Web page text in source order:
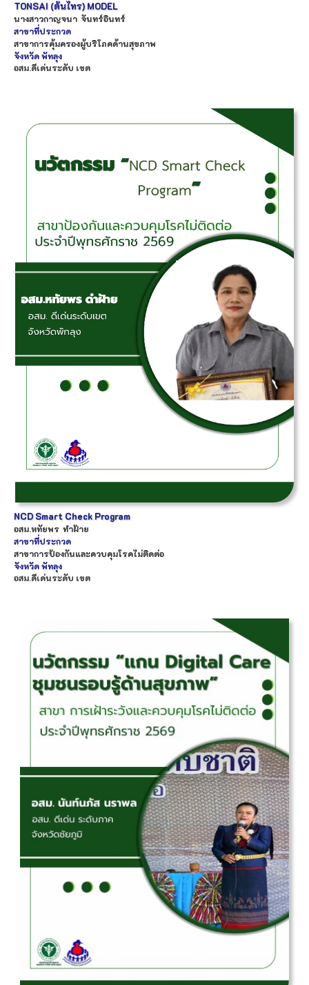
TONSAI (ต้นไทร) MODEL
นางสาวกาญจนา จันทร์อินทร์
สาขาที่ประกวด
สาขาการคุ้มครองผู้บริโภคด้านสุขภาพ
จังหวัดพัทลุง
อสม.ดีเด่นระดับ เขต
NCD Smart Check Program
อสม.หทัยพร ทำฝ้าย
สาขาที่ประกวด
สาขาการป้องกันและควบคุมโรคไม่ติดต่อ
จังหวัดพัทลุง
อสม.ดีเด่นระดับ เขต